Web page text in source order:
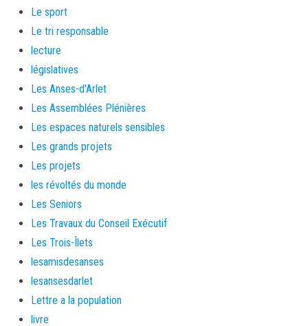
Le sport
Le tri responsable
lecture
législatives
Les Anses-d'Arlet
Les Assemblées Plénières
Les espaces naturels sensibles
Les grands projets
Les projets
les révoltés du monde
Les Seniors
Les Travaux du Conseil Exécutif
Les Trois-Îlets
lesamisdesanses
lesansesdarlet
Lettre a la population
livre